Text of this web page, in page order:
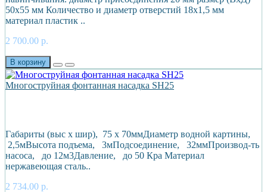
50х55 мм Количество и диаметр отверстий 18х1,5 мм
материал пластик ..
2 700.00 р.
В корзину
Многоструйная фонтанная насадка SH25
Габариты (выс х шир), 75 х 70ммДиаметр водной картины,
2,5мВысота подъема, 3мПодсоединение, 32ммПроизвод-ть
насоса, до 12м3Давление, до 50 Кра Материал
нержавеющая сталь..
2 734.00 р.